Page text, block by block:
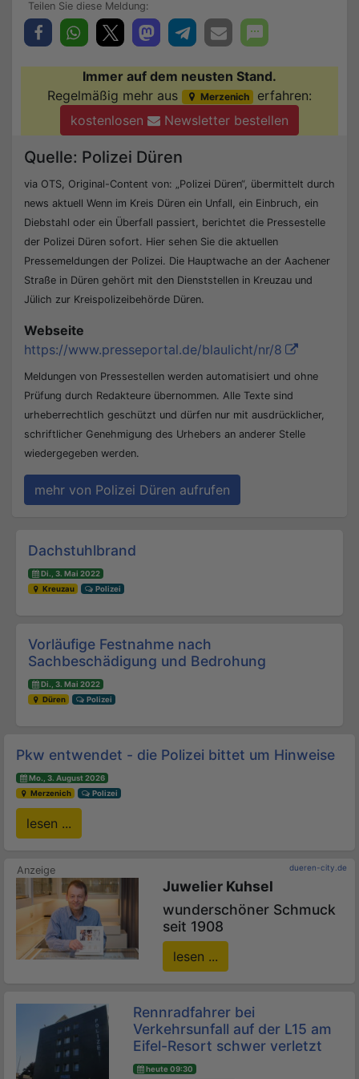
Immer auf dem neusten Stand.
Regelmäßig mehr aus
Merzenich
erfahren:
kostenlosen
Newsletter bestellen
Quelle: Polizei Düren
via OTS, Original-Content von: „Polizei Düren“, übermittelt durch
news aktuell Wenn im Kreis Düren ein Unfall, ein Einbruch, ein
Diebstahl oder ein Überfall passiert, berichtet die Pressestelle
der Polizei Düren sofort. Hier sehen Sie die aktuellen
Pressemeldungen der Polizei. Die Hauptwache an der Aachener
Straße in Düren gehört mit den Dienststellen in Kreuzau und
Jülich zur Kreispolizeibehörde Düren.
Webseite
https://www.presseportal.de/blaulicht/nr/8
Meldungen von Pressestellen werden automatisiert und ohne
Prüfung durch Redakteure übernommen. Alle Texte sind
urheberrechtlich geschützt und dürfen nur mit ausdrücklicher,
schriftlicher Genehmigung des Urhebers an anderer Stelle
wiedergegeben werden.
mehr von Polizei Düren aufrufen
Beitrags-Navigation
Dachstuhlbrand
Di., 3. Mai 2022
Kreuzau
Polizei
Vorläufige Festnahme nach
Sachbeschädigung und Bedrohung
Di., 3. Mai 2022
Düren
Polizei
Pkw entwendet - die Polizei bittet um Hinweise
Mo., 3. August 2026
Merzenich
Polizei
lesen ...
dueren-city.de
Juwelier Kuhsel
wunderschöner Schmuck
seit 1908
lesen ...
Rennradfahrer bei
Verkehrsunfall auf der L15 am
Eifel-Resort schwer verletzt
heute 09:30